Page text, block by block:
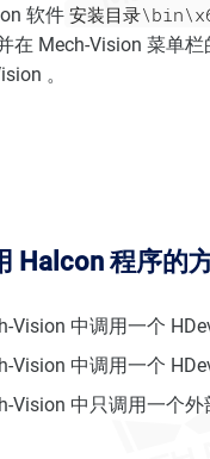
软件 安装目录
在 Mech-Vision 菜单栏
。
Halcon 程序的
Vision 中调用一个
Vision 中调用一个
Vision 中只调用一个外